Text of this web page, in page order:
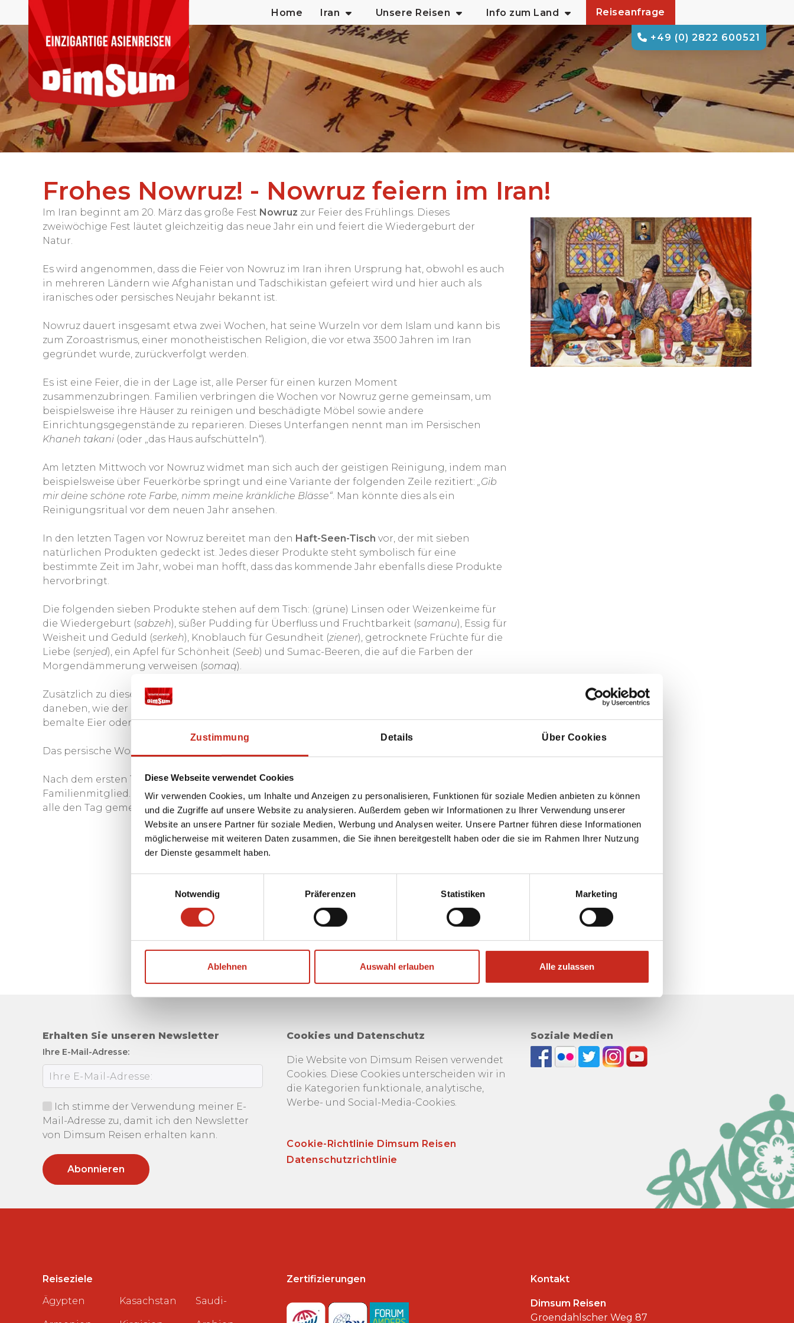
Zustimmung Details Über Cookies
Diese Webseite verwendet Cookies
Wir verwenden Cookies, um Inhalte und Anzeigen zu personalisieren, Funktionen für soziale Medien anbieten zu können
und die Zugriffe auf unsere Website zu analysieren. Außerdem geben wir Informationen zu Ihrer Verwendung unserer
Website an unsere Partner für soziale Medien, Werbung und Analysen weiter. Unsere Partner führen diese Informationen
möglicherweise mit weiteren Daten zusammen, die Sie ihnen bereitgestellt haben oder die sie im Rahmen Ihrer Nutzung
der Dienste gesammelt haben.
Notwendig
Präferenzen Statistiken Marketing
Ablehnen Auswahl erlauben Alle zulassen
+49 (0) 2822 600521
Home Iran Unsere Reisen Info zum Land Reiseanfrage
Frohes Nowruz! - Nowruz feiern im Iran!
Im Iran beginnt am 20. März das große Fest Nowruz zur Feier des Frühlings. Dieses
zweiwöchige Fest läutet gleichzeitig das neue Jahr ein und feiert die Wiedergeburt der
Natur.
Es wird angenommen, dass die Feier von Nowruz im Iran ihren Ursprung hat, obwohl es auch
in mehreren Ländern wie Afghanistan und Tadschikistan gefeiert wird und hier auch als
iranisches oder persisches Neujahr bekannt ist.
Nowruz dauert insgesamt etwa zwei Wochen, hat seine Wurzeln vor dem Islam und kann bis
zum Zoroastrismus, einer monotheistischen Religion, die vor etwa 3500 Jahren im Iran
gegründet wurde, zurückverfolgt werden.
Es ist eine Feier, die in der Lage ist, alle Perser für einen kurzen Moment
zusammenzubringen. Familien verbringen die Wochen vor Nowruz gerne gemeinsam, um
beispielsweise ihre Häuser zu reinigen und beschädigte Möbel sowie andere
Einrichtungsgegenstände zu reparieren. Dieses Unterfangen nennt man im Persischen
Khaneh takani (oder „das Haus aufschütteln“).
Am letzten Mittwoch vor Nowruz widmet man sich auch der geistigen Reinigung, indem man
beispielsweise über Feuerkörbe springt und eine Variante der folgenden Zeile rezitiert: „Gib
mir deine schöne rote Farbe, nimm meine kränkliche Blässe“. Man könnte dies als ein
Reinigungsritual vor dem neuen Jahr ansehen.
In den letzten Tagen vor Nowruz bereitet man den Haft-Seen-Tisch vor, der mit sieben
natürlichen Produkten gedeckt ist. Jedes dieser Produkte steht symbolisch für eine
bestimmte Zeit im Jahr, wobei man hofft, dass das kommende Jahr ebenfalls diese Produkte
hervorbringt.
Die folgenden sieben Produkte stehen auf dem Tisch: (grüne) Linsen oder Weizenkeime für
die Wiedergeburt (sabzeh), süßer Pudding für Überfluss und Fruchtbarkeit (samanu), Essig für
Weisheit und Geduld (serkeh), Knoblauch für Gesundheit (ziener), getrocknete Früchte für die
Liebe (senjed), ein Apfel für Schönheit (Seeb) und Sumac-Beeren, die auf die Farben der
Morgendämmerung verweisen (somaq).
Zusätzlich zu diesen festen Produkten liegen und stehen oft noch andere Gegenstände
daneben, wie der Koran, eine Gedichtsammlung von Hafez, Goldfische in einer Schüssel,
bemalte Eier oder Kerzen.
Das persische Wort "Nowruz" kann übersetzt werden als "neuer Tag."
Nach dem ersten Tag von Nowruz besucht jeder die Familie, beginnend beim ältesten
Familienmitglied. Das letzte Ritual von Nowruz findet am 13. Tag des neuen Jahres statt, wenn
alle den Tag gemeinsam mit der Familie beim Picknick verbringen.
Erhalten Sie unseren Newsletter
Ihre E-Mail-Adresse:
Ich stimme der Verwendung meiner E-
Mail-Adresse zu, damit ich den Newsletter
von Dimsum Reisen erhalten kann.
Cookies und Datenschutz
Die Website von Dimsum Reisen verwendet
Cookies. Diese Cookies unterscheiden wir in
die Kategorien funktionale, analytische,
Werbe- und Social-Media-Cookies.
Cookie-Richtlinie Dimsum Reisen
Datenschutzrichtlinie
Soziale Medien
Reiseziele
Ägypten
Kasachstan Saudi-
Zertifizierungen Kontakt
Dimsum Reisen
Groendahlscher Weg 87